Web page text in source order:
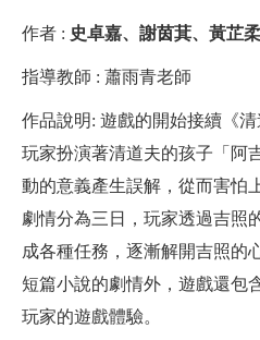
作者 : 史卓嘉、謝茵萁、黃芷
指導教師 : 蕭雨青老師
作品說明: 遊戲的開始接續《
玩家扮演著清道夫的孩子「阿
動的意義產生誤解，從而害怕
劇情分為三日，玩家透過吉照
成各種任務，逐漸解開吉照的
短篇小說的劇情外，遊戲還包
玩家的遊戲體驗。